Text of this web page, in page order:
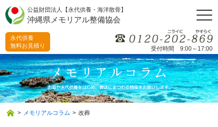
公益財団法人【永代供養・海洋散骨】
沖縄県メモリアル整備協会
受付時間 9:00～17:00
永代供養
無料お見積り
> メモリアルコラム > 改葬